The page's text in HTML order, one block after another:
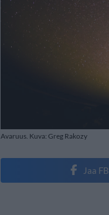
Avaruus. Kuva: Greg Rakozy
Jaa FB